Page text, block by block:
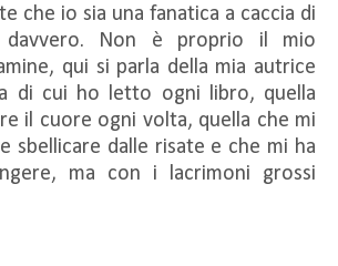
che io sia una fanatica a caccia di
davvero. Non è proprio il mio
qui si parla della mia autrice
di cui ho letto ogni libro, quella
il cuore ogni volta, quella che mi
sbellicare dalle risate e che mi ha
ma con i lacrimoni grossi